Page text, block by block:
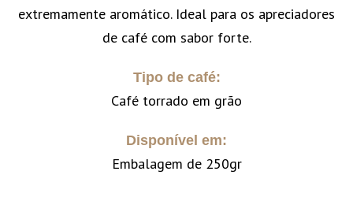
extremamente aromático. Ideal para os apreciadores
de café com sabor forte.
Tipo de café:
Café torrado em grão
Disponível em:
Embalagem de 250gr